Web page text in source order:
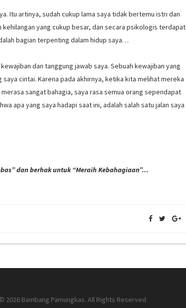
Itu artinya, sudah cukup lama saya tidak bertemu istri dan
yang cukup besar, dan secara psikologis terdapat
bagian terpenting dalam hidup saya…
dan tanggung jawab saya. Sebuah kewajiban yang
cintai. Karena pada akhirnya, ketika kita melihat mereka
sangat bahagia, saya rasa semua orang sependapat
apa yang saya hadapi saat ini, adalah salah satu jalan saya
dan berhak untuk “Meraih Kebahagiaan”…
2026 Bambang Pamungkas. All Rights Reserved.